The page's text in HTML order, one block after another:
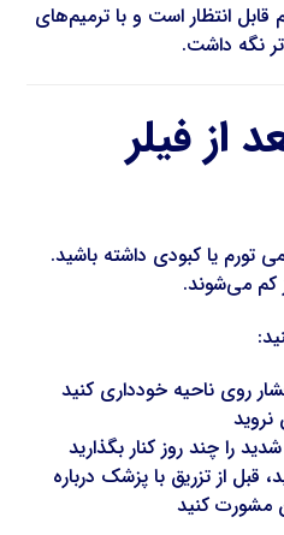
قابل انتظار است و با ترمیم‌های
نگه داشت.
از فیلر
تورم یا کبودی داشته باشید.
کم می‌شوند.
را چند روز کنار بگذارید
از تزریق با پزشک درباره
مشورت کنید